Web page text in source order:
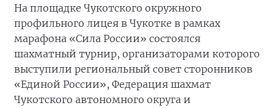
На площадке Чукотского окружного
профильного лицея в Чукотке в рамках
марафона «Сила России» состоялся
шахматный турнир, организаторами которого
выступили региональный совет сторонников
«Единой России», Федерация шахмат
Чукотского автономного округа и